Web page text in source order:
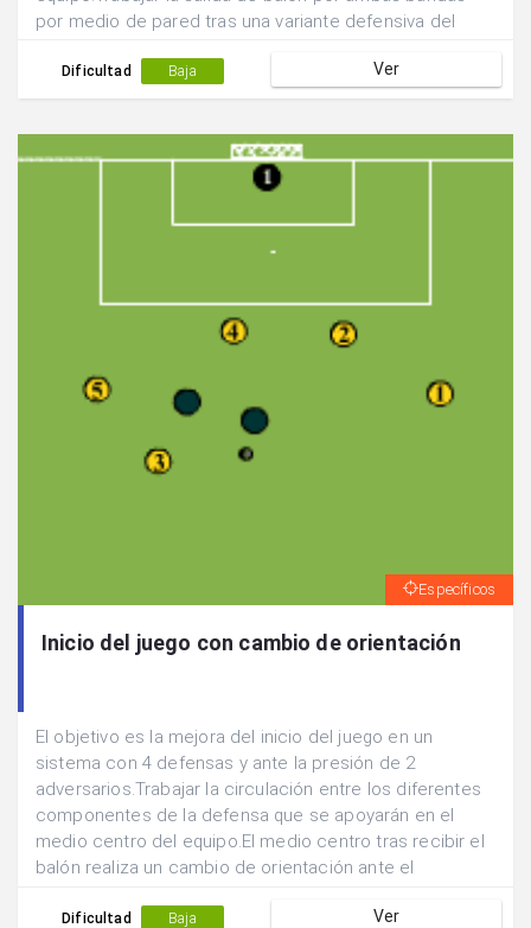
por medio de pared tras una variante defensiva del
Dificultad Baja Ver
Específicos
Inicio del juego con cambio de orientación
El objetivo es la mejora del inicio del juego en un
sistema con 4 defensas y ante la presión de 2
adversarios.Trabajar la circulación entre los diferentes
componentes de la defensa que se apoyarán en el
medio centro del equipo.El medio centro tras recibir el
balón realiza un cambio de orientación ante el
Dificultad Baja Ver